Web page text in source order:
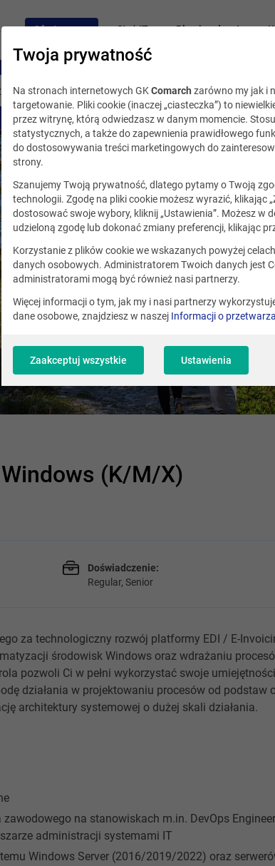
Oferty pracy Staż IT Blog i podcast
(K/M/X)
Doświadczenie:
Regular, Senior
za technologiczny rozwój platformy EDI / E-
środowisk Windows oraz wdrażaniu
pozwoli Ci w pełni wykorzystać swoje
działania w projektowaniu procesów od podstaw
architektury systemowej o dużej skali działania.
na stanowiskach m.in. DevOps
administracji systemami IT
Windows Server (2016/2019/2022) oraz
Twoja prywatność
Na stronach internetowych GKComarch zarówno my jak i
targetowanie. Pliki cookie (inaczej „ciasteczka”) to
przez witrynę, którą odwiedzasz w danym momencie.
statystycznych, a także do zapewnienia prawidłowego
do dostosowywania treści marketingowych do
strony.
Szanujemy Twoją prywatność, dlatego pytamy o Twoją
technologii. Zgodę na pliki cookie możesz wyrazić, klikając
dostosować swoje wybory, kliknij „Ustawienia”. Możesz w
udzieloną zgodę lub dokonać zmiany preferencji, klikając
Korzystanie z plików cookie we wskazanych powyżej
danych osobowych. Administratorem Twoich danych jest
administratorami mogą być również nasi partnerzy.
Więcej informacji o tym, jak my i nasi partnerzy
dane osobowe, znajdziesz w naszej Informacji o
Zaakceptuj wszystkie Ustawienia